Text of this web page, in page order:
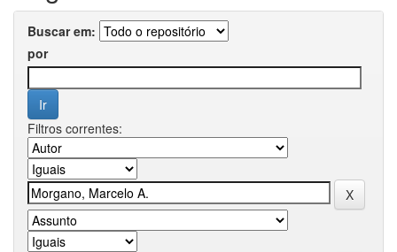
Buscar em:
por
Filtros correntes: